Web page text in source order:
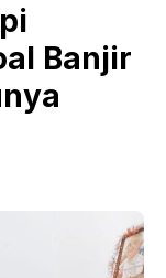
Banjir